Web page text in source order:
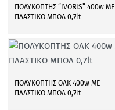
ΠΟΛΥΚΟΠΤΗΣ “IVORIS” 400w ΜΕ
ΠΛΑΣΤΙΚΟ ΜΠΩΛ 0,7lt
ΠΟΛΥΚΟΠΤΗΣ OAK 400w ΜΕ
ΠΛΑΣΤΙΚΟ ΜΠΩΛ 0,7lt